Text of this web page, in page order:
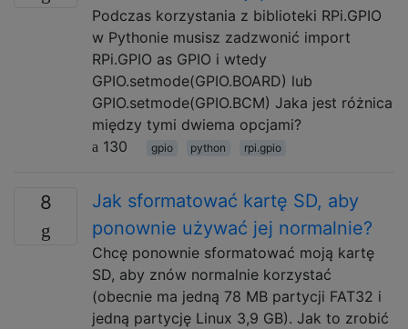
Podczas korzystania z biblioteki RPi.GPIO
w Pythonie musisz zadzwonić import
RPi.GPIO as GPIO i wtedy
GPIO.setmode(GPIO.BOARD) lub
GPIO.setmode(GPIO.BCM) Jaka jest różnica
między tymi dwiema opcjami?
130
gpio python rpi.gpio
8
Jak sformatować kartę SD, aby
ponownie używać jej normalnie?
Chcę ponownie sformatować moją kartę
SD, aby znów normalnie korzystać
(obecnie ma jedną 78 MB partycji FAT32 i
jedną partycję Linux 3,9 GB). Jak to zrobić